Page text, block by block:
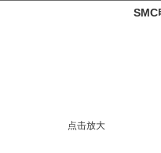
SMC
点击放大